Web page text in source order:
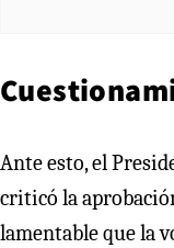
Ante esto, el
criticó la
lamentable que la